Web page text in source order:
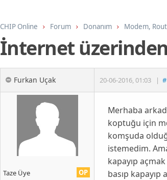
CHIP Online Forum Donanım Modem,
İnternet
Furkan Uçak 20-06-2016,01:03 |
OP
Taze Üye
Merhaba
koptuğu için
komşuda
istemedim.
kapayıp
basıp